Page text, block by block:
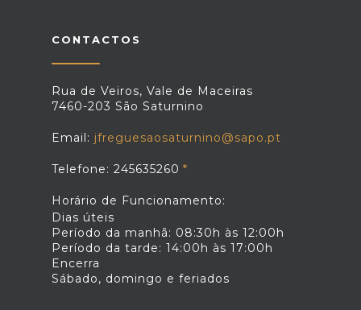
CONTACTOS
Rua de Veiros, Vale de Maceiras
7460-203 São Saturnino
Email: jfreguesaosaturnino@sapo.pt
Telefone: 245635260
Horário de Funcionamento:
Dias úteis
Período da manhã: 08:30h às 12:00h
Período da tarde: 14:00h às 17:00h
Encerra
Sábado, domingo e feriados